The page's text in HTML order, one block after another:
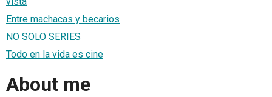
Entre machacas y becarios
NO SOLO SERIES
Todo en la vida es cine
About me